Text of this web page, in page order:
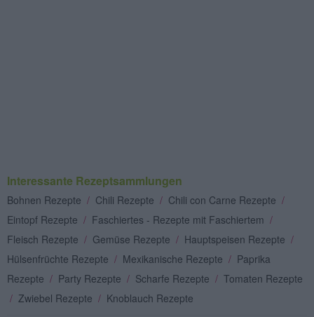
Interessante Rezeptsammlungen
Bohnen Rezepte / Chili Rezepte / Chili con Carne Rezepte /
Eintopf Rezepte / Faschiertes - Rezepte mit Faschiertem /
Fleisch Rezepte / Gemüse Rezepte / Hauptspeisen Rezepte /
Hülsenfrüchte Rezepte / Mexikanische Rezepte / Paprika
Rezepte / Party Rezepte / Scharfe Rezepte / Tomaten Rezepte
/ Zwiebel Rezepte / Knoblauch Rezepte